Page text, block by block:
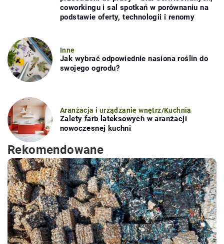
coworkingu i sal spotkań w porównaniu na
podstawie oferty, technologii i renomy
Inne
Jak wybrać odpowiednie nasiona roślin do
swojego ogrodu?
Aranżacja i urządzanie wnętrz/Kuchnia
Zalety farb lateksowych w aranżacji
nowoczesnej kuchni
Rekomendowane